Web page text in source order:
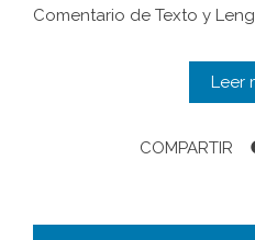
Comentario de Texto y
Leer
COMPARTIR